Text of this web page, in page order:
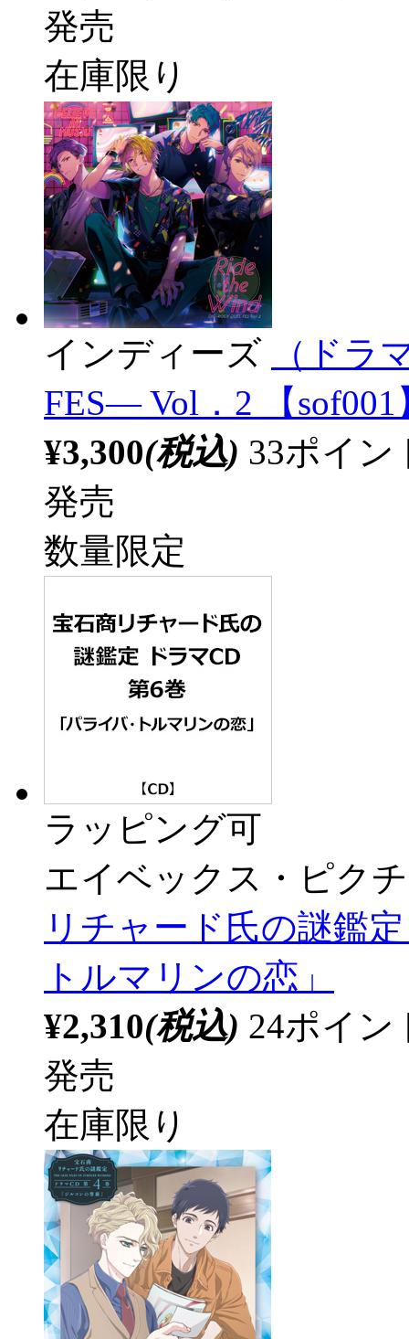
発売
在庫限り
インディーズ
（ドラ
FES― Vol．2 【sof001
¥3,300(税込) 33ポイ
発売
数量限定
ラッピング可
エイベックス・ピク
リチャード氏の謎鑑
トルマリンの恋」
¥2,310(税込) 24ポイ
発売
在庫限り